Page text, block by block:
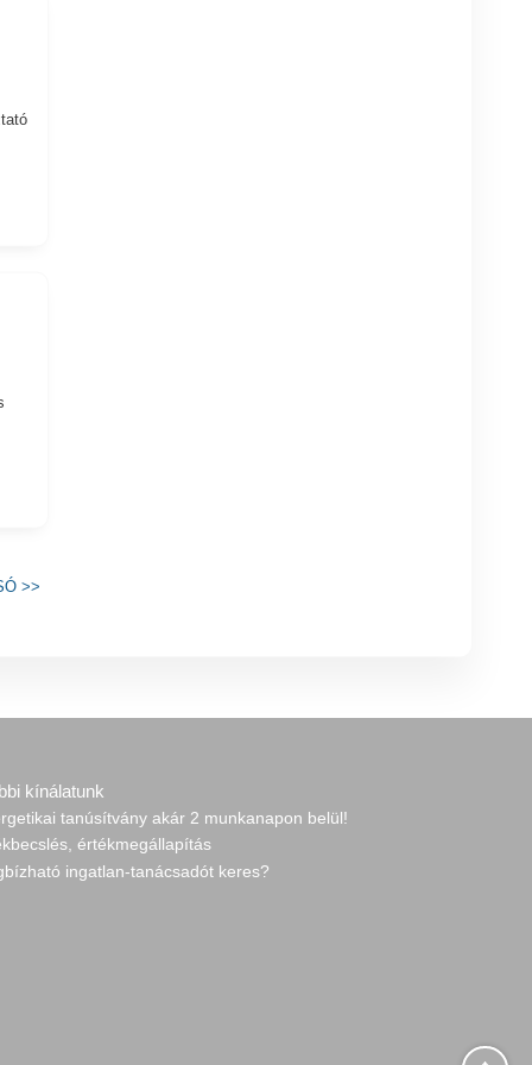
>>
kínálatunk
tanúsítvány akár 2 munkanapon belül!
értékmegállapítás
ingatlan-tanácsadót keres?